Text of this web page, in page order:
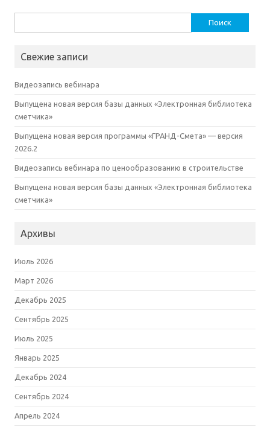
Свежие записи
Видеозапись вебинара
Выпущена новая версия базы данных «Электронная библиотека
сметчика»
Выпущена новая версия программы «ГРАНД-Смета» — версия
2026.2
Видеозапись вебинара по ценообразованию в строительстве
Выпущена новая версия базы данных «Электронная библиотека
сметчика»
Архивы
Июль 2026
Март 2026
Декабрь 2025
Сентябрь 2025
Июль 2025
Январь 2025
Декабрь 2024
Сентябрь 2024
Апрель 2024